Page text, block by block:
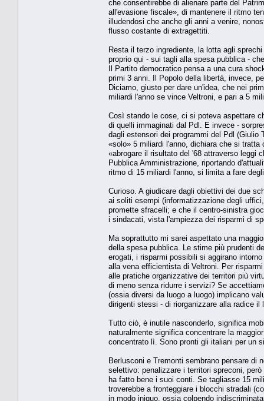
che consentirebbe di alienare parte del
all'evasione fiscale», di mantenere il ritmo
illudendosi che anche gli anni a venire,
flusso costante di extragettiti.
Resta il terzo ingrediente, la lotta agli
proprio qui - sui tagli alla spesa pubblica -
Il Partito democratico pensa a una cura
primi 3 anni. Il Popolo della libertà, invece,
Diciamo, giusto per dare un'idea, che nei
miliardi l'anno se vince Veltroni, e pari a 5
Così stando le cose, ci si poteva aspettare
di quelli immaginati dal Pdl. E invece -
dagli estensori dei programmi del Pdl (Giulio
«solo» 5 miliardi l'anno, dichiara che si
«abrogare il risultato del '68 attraverso leggi
Pubblica Amministrazione, riportando
ritmo di 15 miliardi l'anno, si limita a fare
Curioso. A giudicare dagli obiettivi dei due
ai soliti esempi (informatizzazione degli
promette sfracelli; e che il centro-sinistra
i sindacati, vista l'ampiezza dei risparmi di
Ma soprattutto mi sarei aspettato una
della spesa pubblica. Le stime più prudenti
erogati, i risparmi possibili si aggirano
alla vena efficientista di Veltroni. Per
alle pratiche organizzative dei territori più
di meno senza ridurre i servizi? Se
(ossia diversi da luogo a luogo) implicano
dirigenti stessi - di riorganizzare alla radice il
Tutto ciò, è inutile nasconderlo, significa
naturalmente significa concentrare la
concentrato lì. Sono pronti gli italiani per un
Berlusconi e Tremonti sembrano pensare di
selettivo: penalizzare i territori spreconi,
ha fatto bene i suoi conti. Se tagliasse 15
troverebbe a fronteggiare i blocchi stradali
in modo iniquo, ossia colpendo